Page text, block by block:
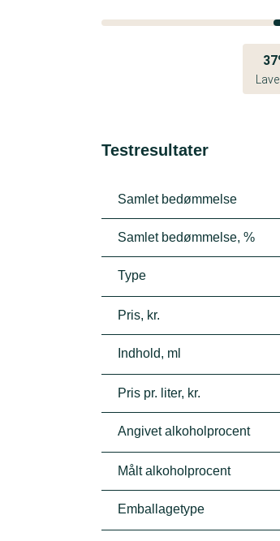
Testresultater
Samlet bedømmelse
Samlet bedømmelse, %
Type
Pris, kr.
Indhold, ml
Pris pr. liter, kr.
Angivet alkoholprocent
Målt alkoholprocent
Emballagetype